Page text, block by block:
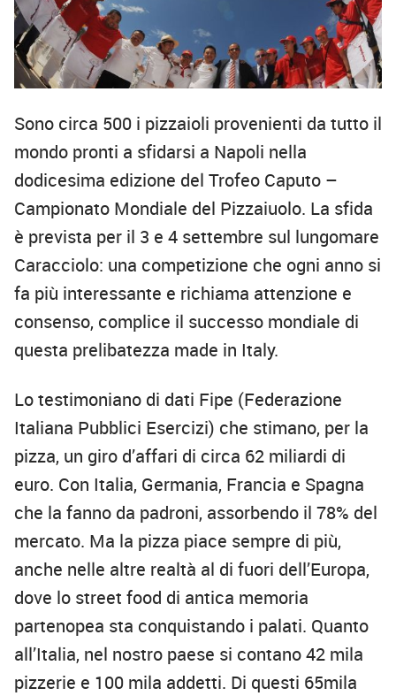
Sono circa 500 i pizzaioli provenienti da tutto il
mondo pronti a sfidarsi a Napoli nella
dodicesima edizione del Trofeo Caputo –
Campionato Mondiale del Pizzaiuolo. La sfida
è prevista per il 3 e 4 settembre sul lungomare
Caracciolo: una competizione che ogni anno si
fa più interessante e richiama attenzione e
consenso, complice il successo mondiale di
questa prelibatezza made in Italy.
Lo testimoniano di dati Fipe (Federazione
Italiana Pubblici Esercizi) che stimano, per la
pizza, un giro d’affari di circa 62 miliardi di
euro. Con Italia, Germania, Francia e Spagna
che la fanno da padroni, assorbendo il 78% del
mercato. Ma la pizza piace sempre di più,
anche nelle altre realtà al di fuori dell’Europa,
dove lo street food di antica memoria
partenopea sta conquistando i palati. Quanto
all’Italia, nel nostro paese si contano 42 mila
pizzerie e 100 mila addetti. Di questi 65mila